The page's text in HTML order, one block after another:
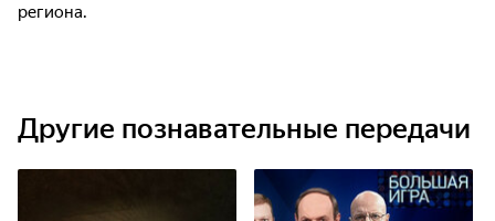
региона.
Другие познавательные передачи